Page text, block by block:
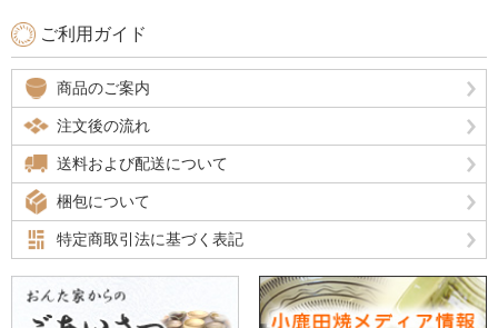
ご利用ガイド
商品のご案内
注文後の流れ
送料および配送について
梱包について
特定商取引法に基づく表記